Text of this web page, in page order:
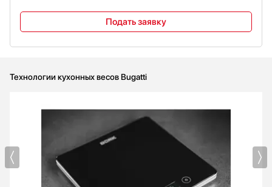
Подать заявку
Технологии кухонных весов Bugatti